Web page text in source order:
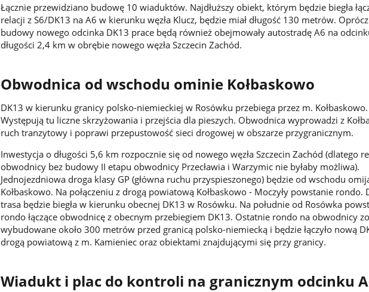
Łącznie przewidziano budowę 10 wiaduktów. Najdłuższy obiekt, którym będzie biegła
relacji z S6/DK13 na A6 w kierunku węzła Klucz, będzie miał długość 130 metrów. Oprócz
budowy nowego odcinka DK13 prace będą również obejmowały autostradę A6 na
długości 2,4 km w obrębie nowego węzła Szczecin Zachód.
Obwodnica od wschodu ominie Kołbaskowo
DK13 w kierunku granicy polsko-niemieckiej w Rosówku przebiega przez m. Kołbaskowo.
Występują tu liczne skrzyżowania i przejścia dla pieszych. Obwodnica wyprowadzi z
ruch tranzytowy i poprawi przepustowość sieci drogowej w obszarze przygranicznym.
Inwestycja o długości 5,6 km rozpocznie się od nowego węzła Szczecin Zachód (dlatego
obwodnicy bez budowy II etapu obwodnicy Przecławia i Warzymic nie byłaby możliwa).
Jednojezdniowa droga klasy GP (główna ruchu przyspieszonego) będzie od wschodu
Kołbaskowo. Na połączeniu z drogą powiatową Kołbaskowo - Moczyły powstanie rondo.
trasa będzie biegła w kierunku obecnej DK13 w Rosówku. Na południe od Rosówka
rondo łączące obwodnicę z obecnym przebiegiem DK13. Ostatnie rondo na obwodnicy
wybudowane około 300 metrów przed granicą polsko-niemiecką i będzie łączyło nową
drogą powiatową z m. Kamieniec oraz obiektami znajdującymi się przy granicy.
Wiadukt i plac do kontroli na granicznym odcinku